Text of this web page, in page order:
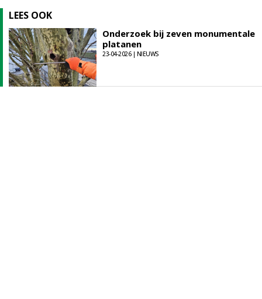
LEES OOK
Onderzoek bij zeven monumentale
platanen
23-04-2026 | NIEUWS